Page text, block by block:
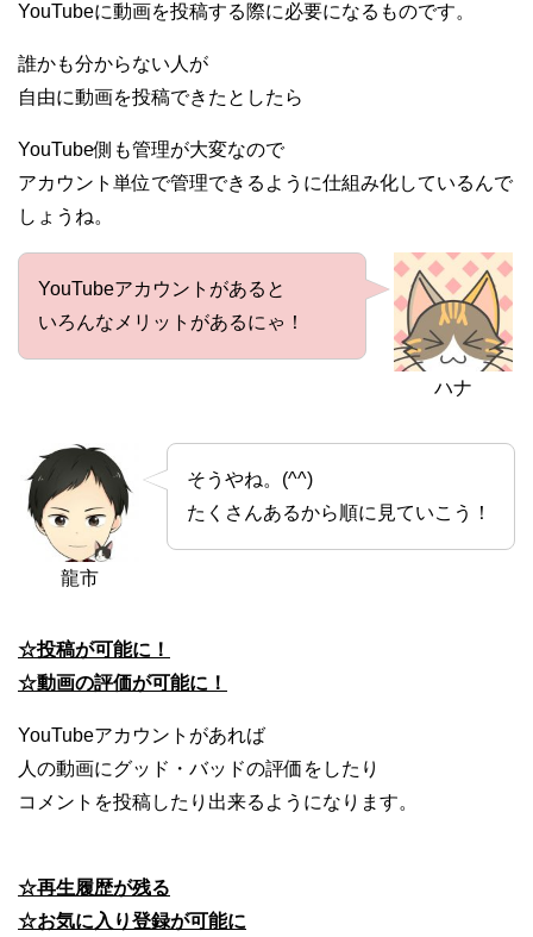
YouTubeに動画を投稿する際に必要になるものです。
誰かも分からない人が
自由に動画を投稿できたとしたら
YouTube側も管理が大変なので
アカウント単位で管理できるように仕組み化しているんで
しょうね。
ハナ
YouTubeアカウントがあると
いろんなメリットがあるにゃ！
龍市
そうやね。(^^)
たくさんあるから順に見ていこう！
☆投稿が可能に！
☆動画の評価が可能に！
YouTubeアカウントがあれば
人の動画にグッド・バッドの評価をしたり
コメントを投稿したり出来るようになります。
☆再生履歴が残る
☆お気に入り登録が可能に